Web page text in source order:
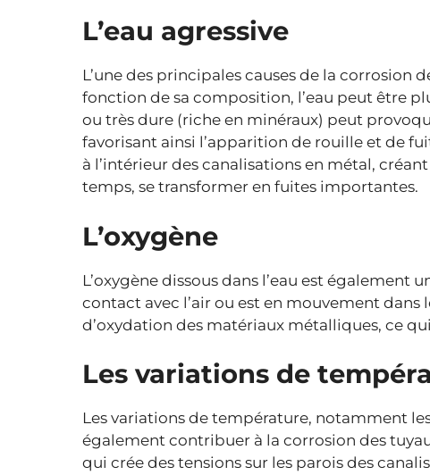
L’eau agressive
L’une des principales causes de la corrosion
fonction de sa composition, l’eau peut être
ou très dure (riche en minéraux) peut
favorisant ainsi l’apparition de rouille et de
à l’intérieur des canalisations en métal,
temps, se transformer en fuites importantes.
L’oxygène
L’oxygène dissous dans l’eau est également
contact avec l’air ou est en mouvement dans
d’oxydation des matériaux métalliques, ce
Les variations de
Les variations de température, notamment
également contribuer à la corrosion des
qui crée des tensions sur les parois des